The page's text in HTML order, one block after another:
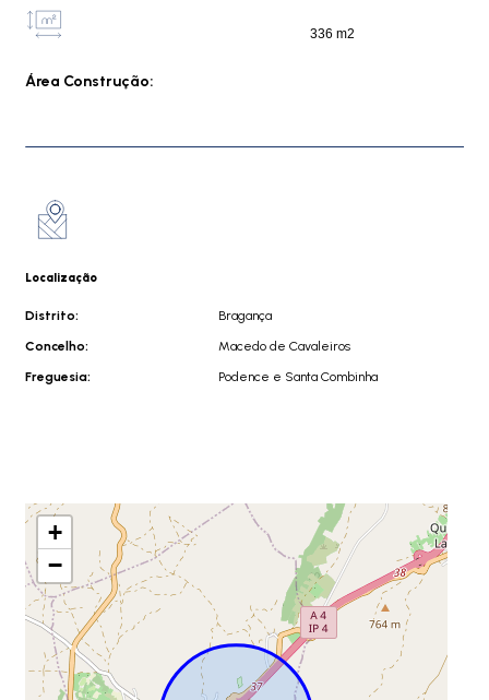
Área Construção:
336 m2
Localização
Distrito:
Bragança
Concelho:
Macedo de Cavaleiros
Freguesia:
Podence e Santa Combinha
+
−